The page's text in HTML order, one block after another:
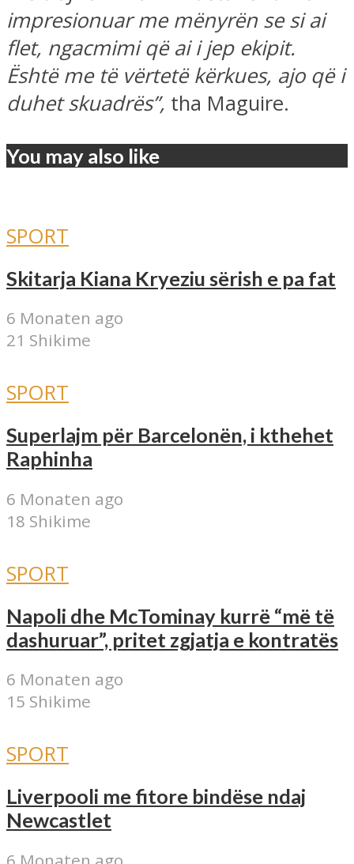
impresionuar me mënyrën se si ai
flet, ngacmimi që ai i jep ekipit.
Është me të vërtetë kërkues, ajo që i
duhet skuadrës”, tha Maguire.
You may also like
SPORT
Skitarja Kiana Kryeziu sërish e pa fat
6 Monaten ago
21 Shikime
SPORT
Superlajm për Barcelonën, i kthehet
Raphinha
6 Monaten ago
18 Shikime
SPORT
Napoli dhe McTominay kurrë “më të
dashuruar”, pritet zgjatja e kontratës
6 Monaten ago
15 Shikime
SPORT
Liverpooli me fitore bindëse ndaj
Newcastlet